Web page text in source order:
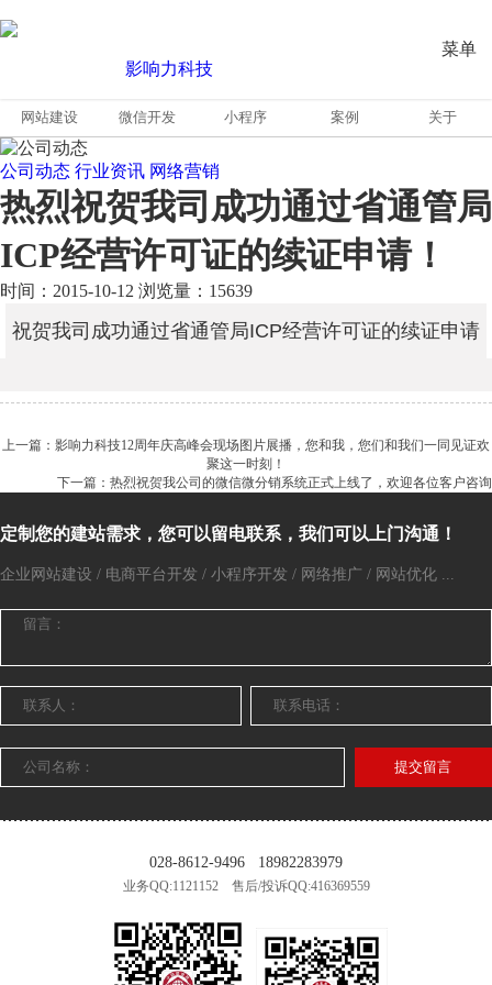
菜单
网站建设 微信开发 小程序 案例 关于
公司动态 行业资讯 网络营销
热烈祝贺我司成功通过省通管局
ICP经营许可证的续证申请！
时间：2015-10-12 浏览量：15639
祝贺我司成功通过省通管局ICP经营许可证的续证申请
上一篇：影响力科技12周年庆高峰会现场图片展播，您和我，您们和我们一同见证欢
聚这一时刻！
下一篇：热烈祝贺我公司的微信微分销系统正式上线了，欢迎各位客户咨询
定制您的建站需求，您可以留电联系，我们可以上门沟通！
企业网站建设 / 电商平台开发 / 小程序开发 / 网络推广 / 网站优化 ...
提交留言
028-8612-9496 18982283979
业务QQ:1121152 售后/投诉QQ:416369559